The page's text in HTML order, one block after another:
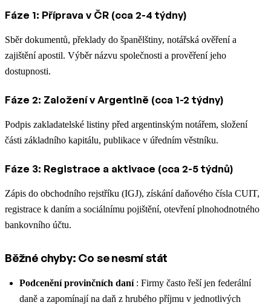
Fáze 1: Příprava v ČR (cca 2-4 týdny)
Sběr dokumentů, překlady do španělštiny, notářská ověření a
zajištění apostil. Výběr názvu společnosti a prověření jeho
dostupnosti.
Fáze 2: Založení v Argentině (cca 1-2 týdny)
Podpis zakladatelské listiny před argentinským notářem, složení
části základního kapitálu, publikace v úředním věstníku.
Fáze 3: Registrace a aktivace (cca 2-5 týdnů)
Zápis do obchodního rejstříku (IGJ), získání daňového čísla CUIT,
registrace k daním a sociálnímu pojištění, otevření plnohodnotného
bankovního účtu.
Běžné chyby: Co se nesmí stát
Podcenění provinčních daní : Firmy často řeší jen federální
daně a zapomínají na daň z hrubého příjmu v jednotlivých